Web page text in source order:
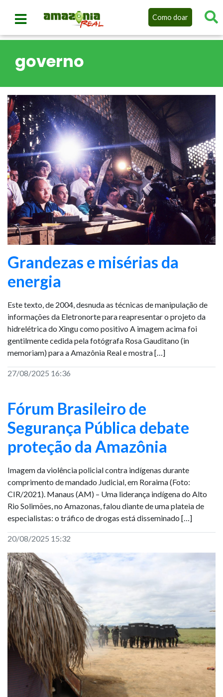
Como doar
governo
Grandezas e misérias da
energia
Este texto, de 2004, desnuda as técnicas de manipulação de
informações da Eletronorte para reapresentar o projeto da
hidrelétrica do Xingu como positivo A imagem acima foi
gentilmente cedida pela fotógrafa Rosa Gauditano (in
memoriam) para a Amazônia Real e mostra […]
27/08/2025 16:36
Fórum Brasileiro de
Segurança Pública debate
proteção da Amazônia
Imagem da violência policial contra indígenas durante
comprimento de mandado Judicial, em Roraima (Foto:
CIR/2021). Manaus (AM) – Uma liderança indígena do Alto
Rio Solimões, no Amazonas, falou diante de uma plateia de
especialistas: o tráfico de drogas está disseminado […]
20/08/2025 15:32